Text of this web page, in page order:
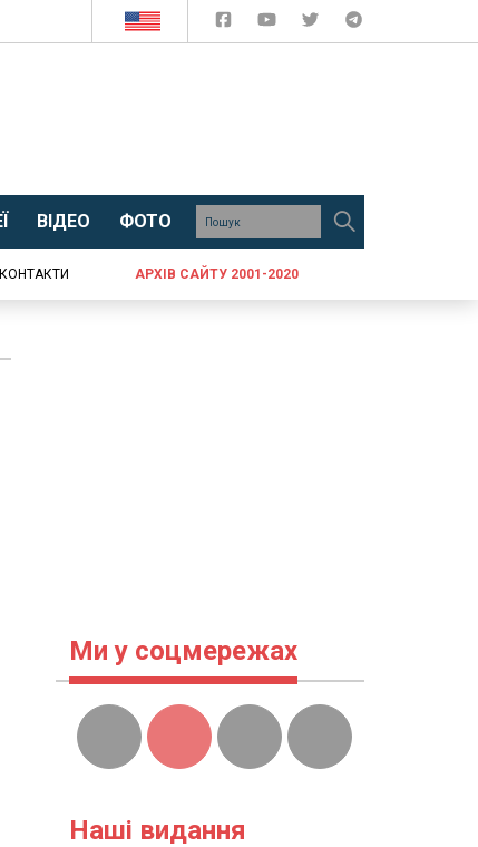
ВІДЕО ФОТО
КОНТАКТИ АРХІВ САЙТУ 2001-2020
Ми у соцмережах
Наші видання